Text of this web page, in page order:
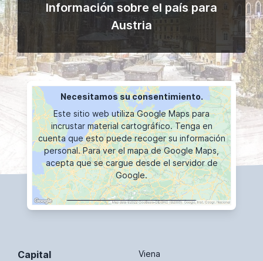
Información sobre el país para
Austria
Necesitamos su consentimiento.
Este sitio web utiliza Google Maps para
incrustar material cartográfico. Tenga en
cuenta que esto puede recoger su información
personal. Para ver el mapa de Google Maps,
acepta que se cargue desde el servidor de
Google.
VISUALIZACIÓN DE MAPAS
Capital Viena